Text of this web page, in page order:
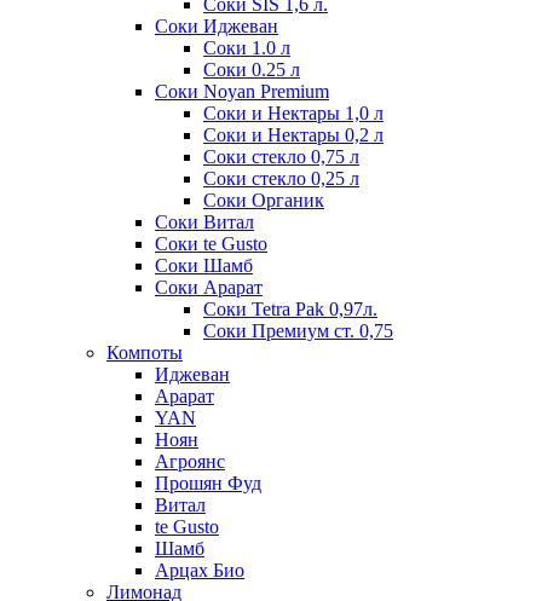
Соки SIS 1,6 л.
Соки Иджеван
Соки 1.0 л
Соки 0.25 л
Соки Noyan Premium
Соки и Нектары 1,0 л
Соки и Нектары 0,2 л
Соки стекло 0,75 л
Соки стекло 0,25 л
Соки Органик
Соки Витал
Соки te Gusto
Соки Шамб
Соки Арарат
Соки Tetra Pak 0,97л.
Соки Премиум ст. 0,75
Компоты
Иджеван
Арарат
YAN
Ноян
Агроянс
Прошян Фуд
Витал
te Gusto
Шамб
Арцах Био
Лимонад